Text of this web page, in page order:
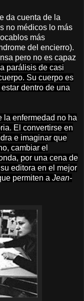
da cuenta de la
no médicos lo más
más
del encierro).
pero no es capaz
parálisis de casi
Su cuerpo es
dentro de una
la enfermedad no ha
El convertirse en
e imaginar que
cambiar el
por una cena de
editora en el mejor
permiten a Jean-